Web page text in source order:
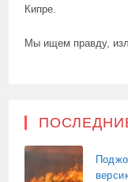
Кипре.
Мы ищем правду,